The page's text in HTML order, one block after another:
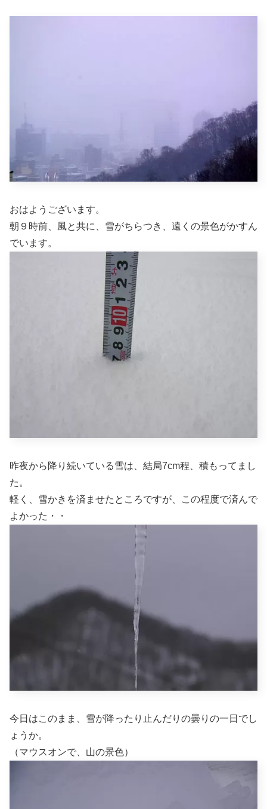
おはようございます。
朝９時前、風と共に、雪がちらつき、遠くの景色がかすん
でいます。
昨夜から降り続いている雪は、結局7cm程、積もってまし
た。
軽く、雪かきを済ませたところですが、この程度で済んで
よかった・・
今日はこのまま、雪が降ったり止んだりの曇りの一日でし
ょうか。
（マウスオンで、山の景色）